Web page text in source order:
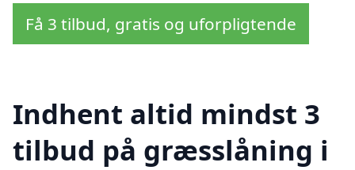
Få 3 tilbud, gratis og uforpligtende
Indhent altid mindst 3
tilbud på græsslåning i